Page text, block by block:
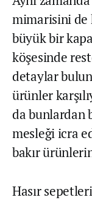
mimarisini de
büyük bir
köşesinde
detaylar
ürünler
da bunlardan
mesleği icra
bakır
Hasır